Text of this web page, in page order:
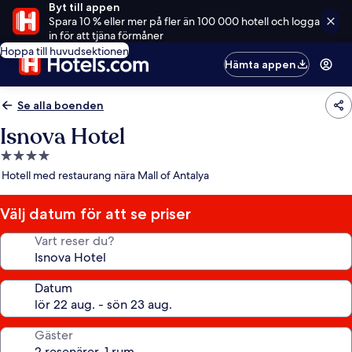
Byt till appen
Spara 10 % eller mer på fler än 100 000 hotell och logga
in för att tjäna förmåner
Hoppa till huvudsektionen
Hämta appen
Se alla boenden
Isnova Hotel
4.0-
stjärnigt
Hotell med restaurang nära Mall of Antalya
Välj datum för att se priser
Vart reser du?
Datum
Gäster